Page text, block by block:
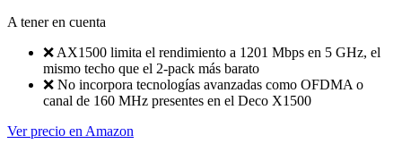
A tener en cuenta
❌ AX1500 limita el rendimiento a 1201 Mbps en 5 GHz, el
mismo techo que el 2-pack más barato
❌ No incorpora tecnologías avanzadas como OFDMA o
canal de 160 MHz presentes en el Deco X1500
Ver precio en Amazon